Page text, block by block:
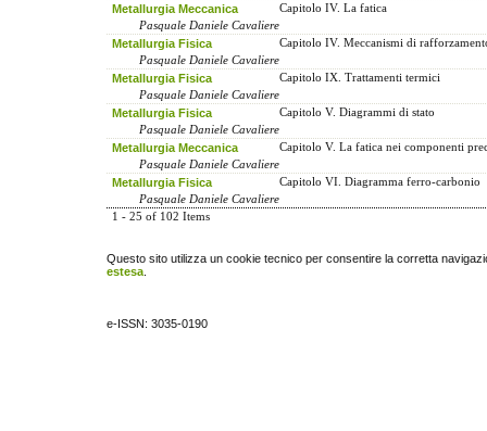
Metallurgia Meccanica
Capitolo IV. La fatica
Pasquale Daniele Cavaliere
Metallurgia Fisica
Capitolo IV. Meccanismi di
Pasquale Daniele Cavaliere
Metallurgia Fisica
Capitolo IX. Trattamenti termici
Pasquale Daniele Cavaliere
Metallurgia Fisica
Capitolo V. Diagrammi di stato
Pasquale Daniele Cavaliere
Metallurgia Meccanica
Capitolo V. La fatica nei componenti
Pasquale Daniele Cavaliere
Metallurgia Fisica
Capitolo VI. Diagramma ferro-carbonio
Pasquale Daniele Cavaliere
1 - 25 of 102 Items
Questo sito utilizza un cookie tecnico per consentire la corretta
estesa
e-ISSN: 3035-0190